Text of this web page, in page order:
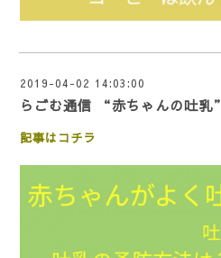
2019-04-02 14:03:00
らごむ通信 “赤ちゃんの吐乳”
記事はコチラ